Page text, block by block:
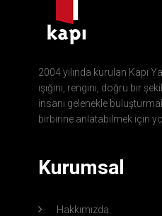
2004 yılında kurulan Kapı
ışığını, rengini, doğru bir
insanı gelenekle
birbirine anlatabilmek için
Kurumsal
Hakkımızda